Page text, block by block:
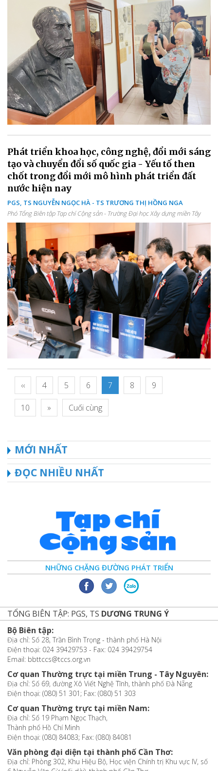
Phát triển khoa học, công nghệ, đổi mới sáng
tạo và chuyển đổi số quốc gia - Yếu tố then
chốt trong đổi mới mô hình phát triển đất
nước hiện nay
PGS, TS NGUYỄN NGỌC HÀ - TS TRƯƠNG THỊ HỒNG NGA
Phó Tổng Biên tập Tạp chí Cộng sản - Trường Đại học Xây dựng miền Tây
‹‹ 4 5 6 7 8 9
10 » Cuối cùng
MỚI NHẤT
ĐỌC NHIỀU NHẤT
NHỮNG CHẶNG ĐƯỜNG PHÁT TRIỂN
TỔNG BIÊN TẬP: PGS, TS DƯƠNG TRUNG Ý
Bộ Biên tập:
Địa chỉ: Số 28, Trần Bình Trọng - thành phố Hà Nội
Điện thoại: 024 39429753 - Fax: 024 39429754
Email: bbttccs@tccs.org.vn
Cơ quan Thường trực tại miền Trung - Tây Nguyên:
Địa chỉ: Số 69, đường Xô Viết Nghệ Tĩnh, thành phố Đà Nẵng
Điện thoại: (080) 51 301; Fax: (080) 51 303
Cơ quan Thường trực tại miền Nam:
Địa chỉ: Số 19 Phạm Ngọc Thạch,
Thành phố Hồ Chí Minh
Điện thoại: (080) 84083; Fax: (080) 84081
Văn phòng đại diện tại thành phố Cần Thơ:
Địa chỉ: Phòng 302, Khu Hiệu Bộ, Học viện Chính trị Khu vực IV, số